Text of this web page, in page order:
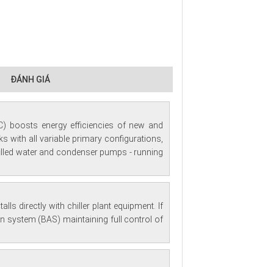
ĐÁNH GIÁ
boosts energy efficiencies of new and
with all variable primary configurations,
water and condenser pumps - running
directly with chiller plant equipment. If
system (BAS) maintaining full control of